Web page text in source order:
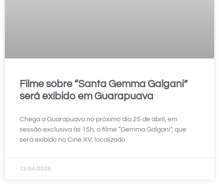
Filme sobre “Santa Gemma Galgani”
será exibido em Guarapuava
Chega a Guarapuava no próximo dia 25 de abril, em
sessão exclusiva às 15h, o filme “Gemma Galgani”, que
será exibido no Cine XV, localizado
12/04/2026